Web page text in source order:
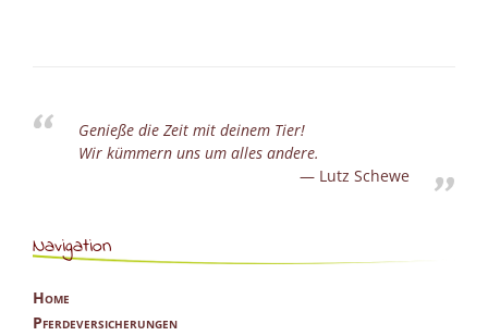
Genieße die Zeit mit deinem Tier!
Wir kümmern uns um alles andere.
Lutz Schewe
Navigation
Home
Pferdeversicherungen